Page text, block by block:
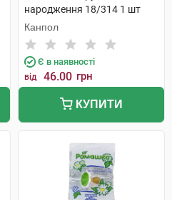
народження 18/314 1 шт
Канпол
Є в наявності
від 46.00 грн
КУПИТИ